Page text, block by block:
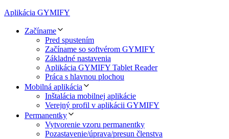
Aplikácia GYMIFY
Začíname
Pred spustením
Začíname so softvérom GYMIFY
Základné nastavenia
Aplikácia GYMIFY Tablet Reader
Práca s hlavnou plochou
Mobilná aplikácia
Inštalácia mobilnej aplikácie
Verejný profil v aplikácii GYMIFY
Permanentky
Vytvorenie vzoru permanentky
Pozastavenie/úprava/presun členstva